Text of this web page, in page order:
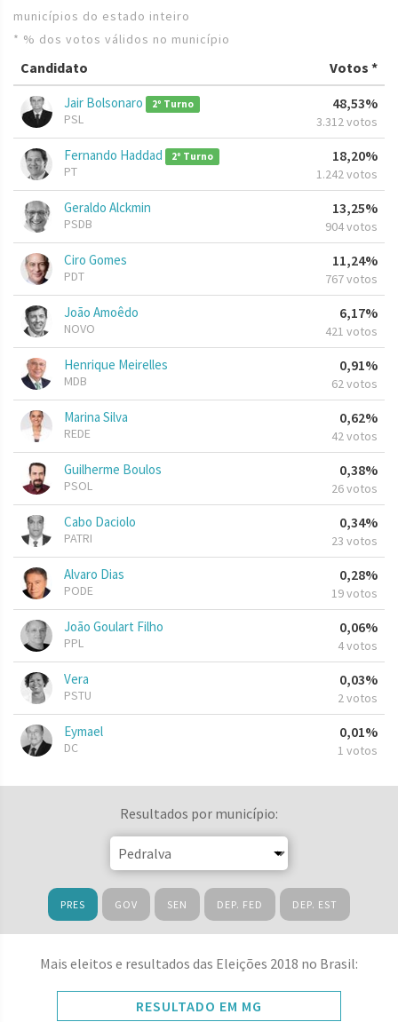
municípios do estado inteiro
* % dos votos válidos no município
Candidato Votos *
Jair Bolsonaro 2º Turno
PSL
48,53%
3.312 votos
Fernando Haddad 2º Turno
PT
18,20%
1.242 votos
Geraldo Alckmin
PSDB
13,25%
904 votos
Ciro Gomes
PDT
11,24%
767 votos
João Amoêdo
NOVO
6,17%
421 votos
Henrique Meirelles
MDB
0,91%
62 votos
Marina Silva
REDE
0,62%
42 votos
Guilherme Boulos
PSOL
0,38%
26 votos
Cabo Daciolo
PATRI
0,34%
23 votos
Alvaro Dias
PODE
0,28%
19 votos
João Goulart Filho
PPL
0,06%
4 votos
Vera
PSTU
0,03%
2 votos
Eymael
DC
0,01%
1 votos
Resultados por município:
PRES GOV SEN DEP. FED DEP. EST
Mais eleitos e resultados das Eleições 2018 no Brasil:
RESULTADO EM MG